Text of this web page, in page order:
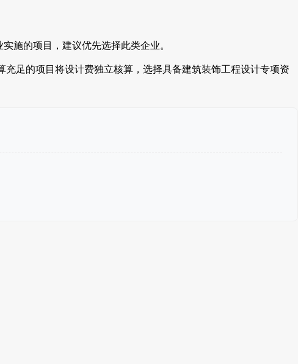
施的项目，建议优先选择此类企业。
足的项目将设计费独立核算，选择具备建筑装饰工程设计专项资